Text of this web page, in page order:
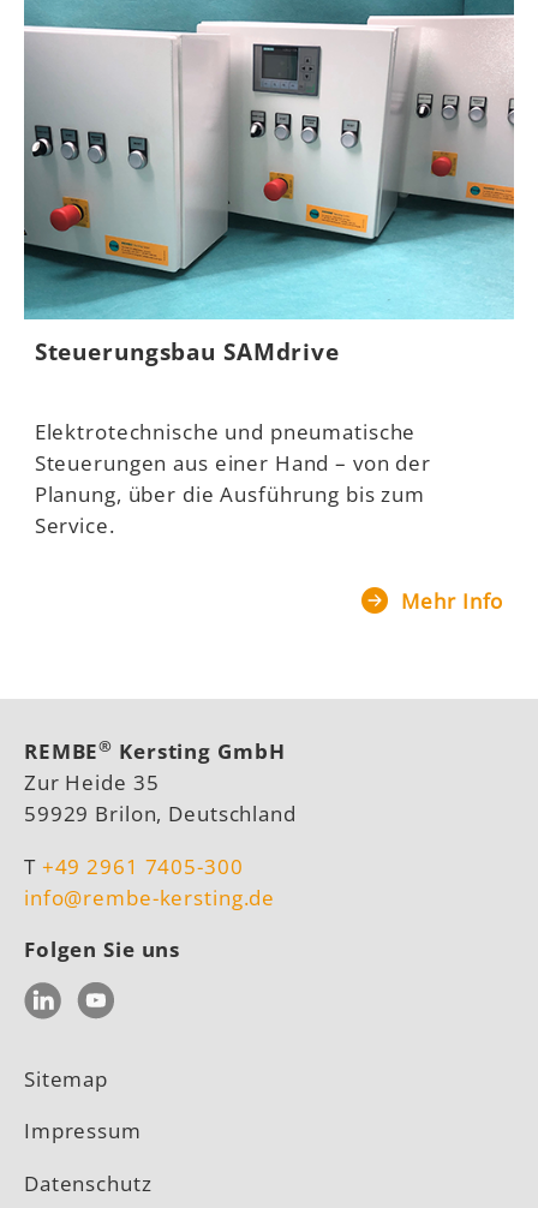
Steuerungsbau SAMdrive
Elektrotechnische und pneumatische
Steuerungen aus einer Hand – von der
Planung, über die Ausführung bis zum
Service.
Mehr Info
REMBE® Kersting GmbH
Zur Heide 35
59929 Brilon, Deutschland
T +49 2961 7405-300
info@rembe-kersting.de
Folgen Sie uns
LinkedInYouTube
Sitemap
Impressum
Datenschutz